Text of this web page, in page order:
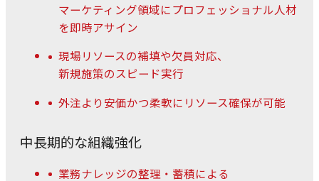
マーケティング領域にプロフェッショナル人材
を即時アサイン
現場リソースの補填や欠員対応、
新規施策のスピード実行
外注より安価かつ柔軟にリソース確保が可能
中長期的な組織強化
業務ナレッジの整理・蓄積による